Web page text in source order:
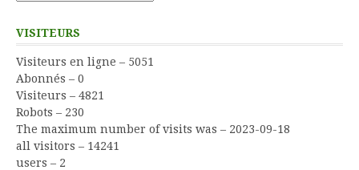
VISITEURS
Visiteurs en ligne – 5051
Abonnés – 0
Visiteurs – 4821
Robots – 230
The maximum number of visits was – 2023-09-18
all visitors – 14241
users – 2